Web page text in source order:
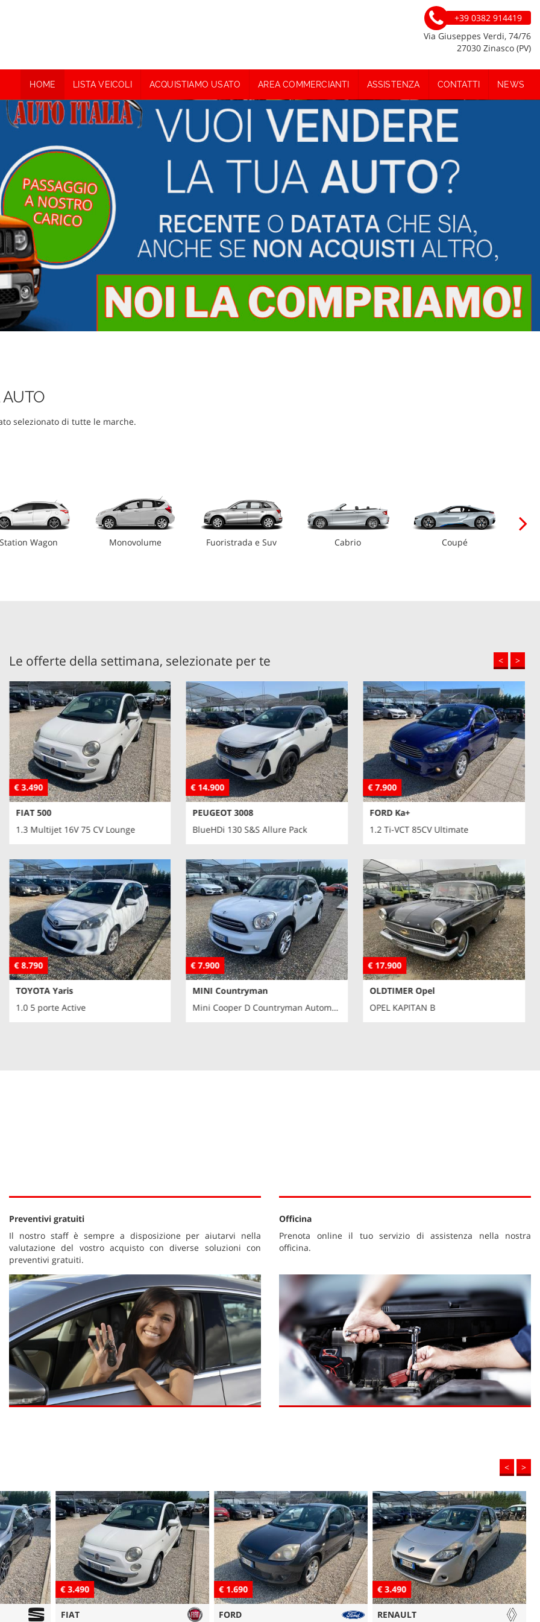
+39 0382 914419
Via Giuseppes Verdi, 74/76
27030 Zinasco (PV)
HOME LISTA VEICOLI ACQUISTIAMO USATO AREA COMMERCIANTI ASSISTENZA CONTATTI NEWS
selezionato di tutte le marche.
Station Wagon Monovolume Fuoristrada e Suv Cabrio Coupé
Le offerte della settimana, selezionate per te < >
€ 3.490
FIAT 500
1.3 Multijet 16V 75 CV Lounge
€ 8.790
TOYOTA Yaris
1.0 5 porte Active
€ 14.900
PEUGEOT 3008
BlueHDi 130 S&S Allure Pack
€ 7.900
MINI Countryman
Mini Cooper D Countryman Automatica
€ 7.900
FORD Ka+
1.2 Ti-VCT 85CV Ultimate
€ 17.900
OLDTIMER Opel
OPEL KAPITAN B
Preventivi gratuiti
Il nostro staff è sempre a disposizione per aiutarvi nella
valutazione del vostro acquisto con diverse soluzioni con
preventivi gratuiti.
Officina
Prenota online il tuo servizio di assistenza nella nostra
officina.
< >
€ 3.490
FIAT
€ 1.690
FORD
€ 3.490
RENAULT